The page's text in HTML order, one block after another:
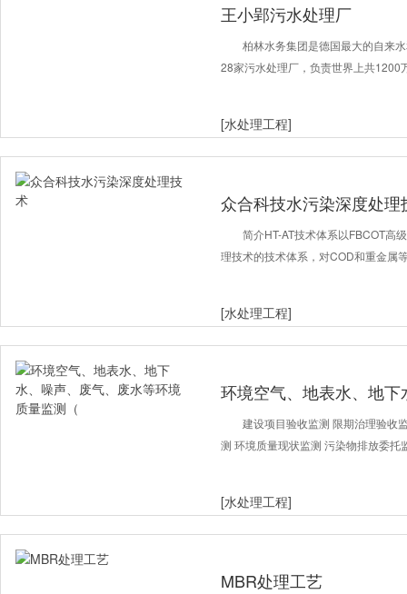
王小郢污水处理厂
柏林水务集团是德国最大的自来
28家污水处理厂，负责世界上共1200
[水处理工程]
众合科技水污染深度处理
简介HT-AT技术体系以FBCOT高
理技术的技术体系，对COD和重金属
[水处理工程]
环境空气、地表水、地
环境质量监测（
建设项目验收监测 限期治理验收
测 环境质量现状监测 污染物排放委托
[水处理工程]
MBR处理工艺